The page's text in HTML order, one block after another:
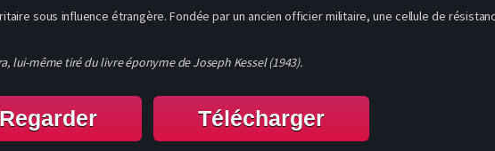
sous influence étrangère. Fondée par un ancien officier militaire, une cellule de
lui-même tiré du livre éponyme de Joseph Kessel (1943).
Regarder Télécharger